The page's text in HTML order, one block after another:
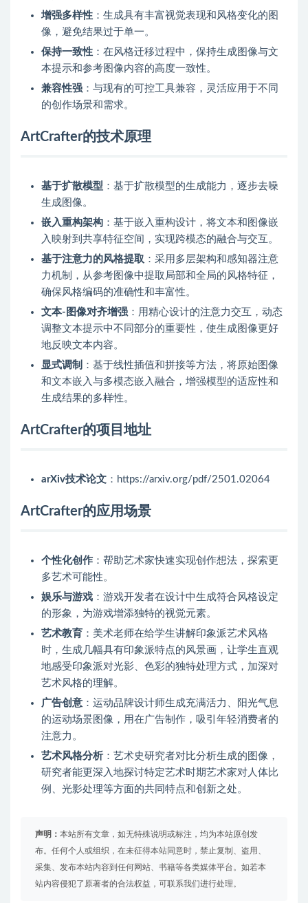
增强多样性 ：生成具有丰富视觉表现和风格变化的图
像，避免结果过于单一。
保持一致性 ：在风格迁移过程中，保持生成图像与文
本提示和参考图像内容的高度一致性。
兼容性强 ：与现有的可控工具兼容，灵活应用于不同
的创作场景和需求。
ArtCrafter的技术原理
基于扩散模型 ：基于扩散模型的生成能力，逐步去噪
生成图像。
嵌入重构架构 ：基于嵌入重构设计，将文本和图像嵌
入映射到共享特征空间，实现跨模态的融合与交互。
基于注意力的风格提取 ：采用多层架构和感知器注意
力机制，从参考图像中提取局部和全局的风格特征，
确保风格编码的准确性和丰富性。
文本-图像对齐增强 ：用精心设计的注意力交互，动态
调整文本提示中不同部分的重要性，使生成图像更好
地反映文本内容。
显式调制 ：基于线性插值和拼接等方法，将原始图像
和文本嵌入与多模态嵌入融合，增强模型的适应性和
生成结果的多样性。
ArtCrafter的项目地址
arXiv技术论文 ：https://arxiv.org/pdf/2501.02064
ArtCrafter的应用场景
个性化创作 ：帮助艺术家快速实现创作想法，探索更
多艺术可能性。
娱乐与游戏 ：游戏开发者在设计中生成符合风格设定
的形象，为游戏增添独特的视觉元素。
艺术教育 ：美术老师在给学生讲解印象派艺术风格
时，生成几幅具有印象派特点的风景画，让学生直观
地感受印象派对光影、色彩的独特处理方式，加深对
艺术风格的理解。
广告创意 ：运动品牌设计师生成充满活力、阳光气息
的运动场景图像，用在广告制作，吸引年轻消费者的
注意力。
艺术风格分析 ：艺术史研究者对比分析生成的图像，
研究者能更深入地探讨特定艺术时期艺术家对人体比
例、光影处理等方面的共同特点和创新之处。
声明： 本站所有文章，如无特殊说明或标注，均为本站原创发
布。任何个人或组织，在未征得本站同意时，禁止复制、盗用、
采集、发布本站内容到任何网站、书籍等各类媒体平台。如若本
站内容侵犯了原著者的合法权益，可联系我们进行处理。